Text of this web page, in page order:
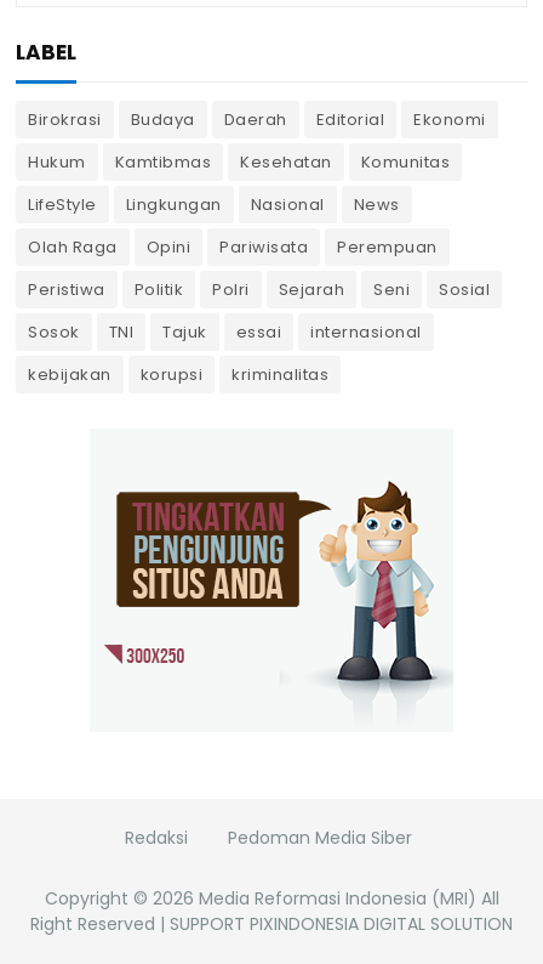
LABEL
Birokrasi Budaya Daerah Editorial
Ekonomi
Hukum
Kamtibmas Kesehatan
Komunitas
LifeStyle
Lingkungan Nasional
News
Olah Raga
Opini Pariwisata
Perempuan
Peristiwa
Politik Polri Sejarah Seni
Sosial
Sosok
TNI Tajuk essai
internasional
kebijakan
korupsi kriminalitas
Redaksi Pedoman Media Siber
Copyright © 2026 Media Reformasi Indonesia (MRI) All
Right Reserved | SUPPORT PIXINDONESIA DIGITAL SOLUTION